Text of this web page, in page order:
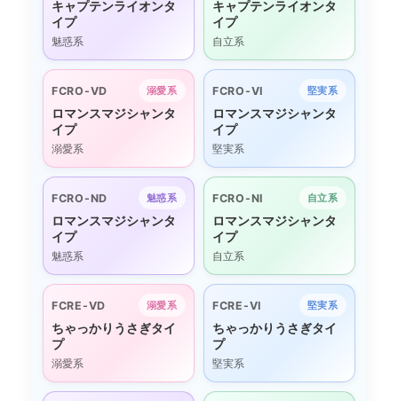
キャプテンライオンタ
イプ
魅惑系
キャプテンライオンタ
イプ
自立系
FCRO-VD 溺愛系
ロマンスマジシャンタ
イプ
溺愛系
FCRO-VI 堅実系
ロマンスマジシャンタ
イプ
堅実系
FCRO-ND 魅惑系
ロマンスマジシャンタ
イプ
魅惑系
FCRO-NI 自立系
ロマンスマジシャンタ
イプ
自立系
FCRE-VD 溺愛系
ちゃっかりうさぎタイ
プ
溺愛系
FCRE-VI 堅実系
ちゃっかりうさぎタイ
プ
堅実系